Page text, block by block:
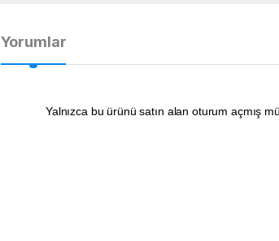
Yorumlar
Yalnızca bu ürünü satın alan oturum açmış